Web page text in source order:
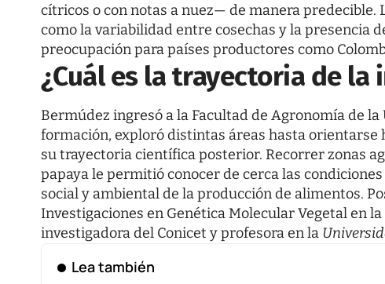
cítricos o con notas a nuez— de manera
como la variabilidad entre cosechas y la presencia
preocupación para países productores como
¿Cuál es la trayectoria de
Bermúdez ingresó a la Facultad de Agronomía de la
formación, exploró distintas áreas hasta orientarse
su trayectoria científica posterior. Recorrer zonas
papaya le permitió conocer de cerca las
social y ambiental de la producción de alimentos.
Investigaciones en Genética Molecular Vegetal en la
investigadora del Conicet y profesora en la
Lea también